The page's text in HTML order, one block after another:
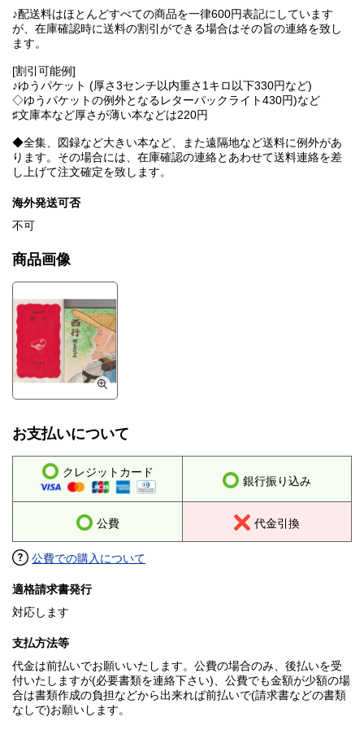
♪配送料はほとんどすべての商品を一律600円表記にしています
が、在庫確認時に送料の割引ができる場合はその旨の連絡を致し
ます。
[割引可能例]
♪ゆうパケット (厚さ3センチ以内重さ1キロ以下330円など)
◇ゆうパケットの例外となるレターパックライト430円)など
♯文庫本など厚さが薄い本などは220円
◆全集、図録など大きい本など、また遠隔地など送料に例外があ
ります。その場合には、在庫確認の連絡とあわせて送料連絡を差
し上げて注文確定を致します。
海外発送可否
不可
商品画像
お支払いについて
クレジットカード
銀行振り込み
公費 代金引換
公費での購入について
適格請求書発行
対応します
支払方法等
代金は前払いでお願いいたします。公費の場合のみ、後払いを受
付いたしますが(必要書類を連絡下さい)、公費でも金額が少額の場
合は書類作成の負担などから出来れば前払いで(請求書などの書類
なしで)お願いします。